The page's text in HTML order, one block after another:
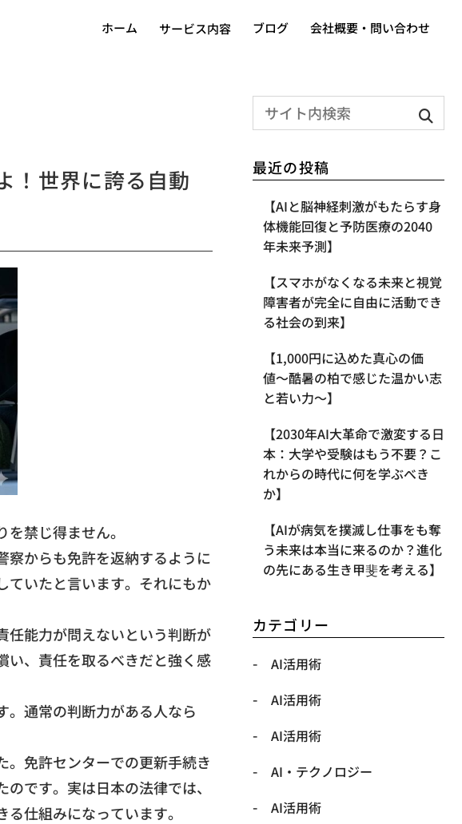
ホーム サービス内容 ブログ 会社概要・問い合わせ
！世界に誇る自動
禁じ得ません。
察からも免許を返納するように
ていたと言います。それにもか
任能力が問えないという判断が
、 責任を取るべきだと強く感
通常の判断力がある人なら
免許センターでの更新手続き
です。実は日本の法律では、
る仕組みになっています。
最近の投稿
【AIと脳神経刺激がもたらす身
体機能回復と予防医療の2040
年未来予測】
【スマホがなくなる未来と視覚
障害者が完全に自由に活動でき
る社会の到来】
【1,000円に込めた真心の価
値〜酷暑の柏で感じた温かい志
と若い力〜】
【2030年AI大革命で激変する日
本：大学や受験はもう不要？こ
れからの時代に何を学ぶべき
か】
【AIが病気を撲滅し仕事をも奪
う未来は本当に来るのか？進化
の先にある生き甲斐を考える】
カテゴリー
AI活用術
AI活用術
AI活用術
​AI・テクノロジー
​AI活用術